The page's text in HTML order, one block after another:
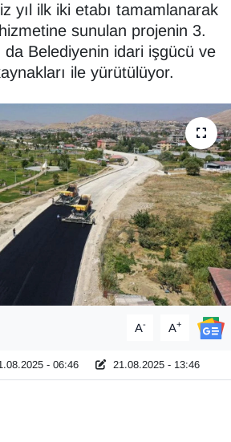
yıl ilk iki etabı tamamlanarak
sunulan projenin 3.
da Belediyenin idari işgücü ve
ile yürütülüyor.
A- A+
- 06:46 21.08.2025 - 13:46